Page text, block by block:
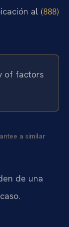
al (888)
of factors
a similar
de una